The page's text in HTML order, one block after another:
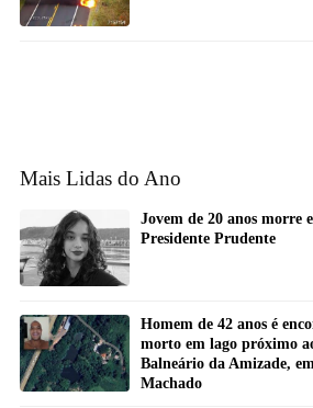
Mais Lidas do Ano
Jovem de 20 anos morre
Presidente Prudente
Homem de 42 anos é
morto em lago próximo
Balneário da Amizade,
Machado